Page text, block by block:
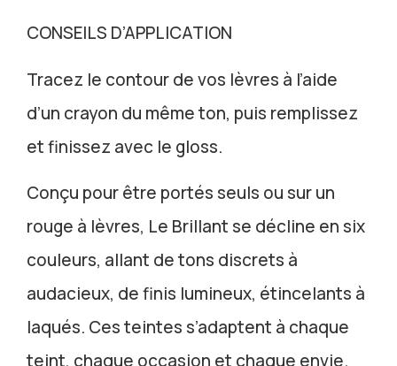
CONSEILS D’APPLICATION
Tracez le contour de vos lèvres à l’aide
d’un crayon du même ton, puis remplissez
et finissez avec le gloss.
Conçu pour être portés seuls ou sur un
rouge à lèvres, Le Brillant se décline en six
couleurs, allant de tons discrets à
audacieux, de finis lumineux, étincelants à
laqués. Ces teintes s’adaptent à chaque
teint, chaque occasion et chaque envie.